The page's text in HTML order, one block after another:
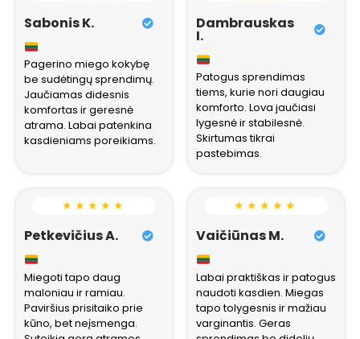
Sabonis K.
Pagerino miego kokybę
be sudėtingų sprendimų.
Jaučiamas didesnis
komfortas ir geresnė
atrama. Labai patenkina
kasdieniams poreikiams.
Dambrauskas
I.
Patogus sprendimas
tiems, kurie nori daugiau
komforto. Lova jaučiasi
lygesnė ir stabilesnė.
Skirtumas tikrai
pastebimas.
★ ★ ★ ★ ★
Petkevičius A.
Miegoti tapo daug
maloniau ir ramiau.
Paviršius prisitaiko prie
kūno, bet neįsmenga.
★ ★ ★ ★ ★
Vaičiūnas M.
Labai praktiškas ir patogus
naudoti kasdien. Miegas
tapo tolygesnis ir mažiau
varginantis. Geras